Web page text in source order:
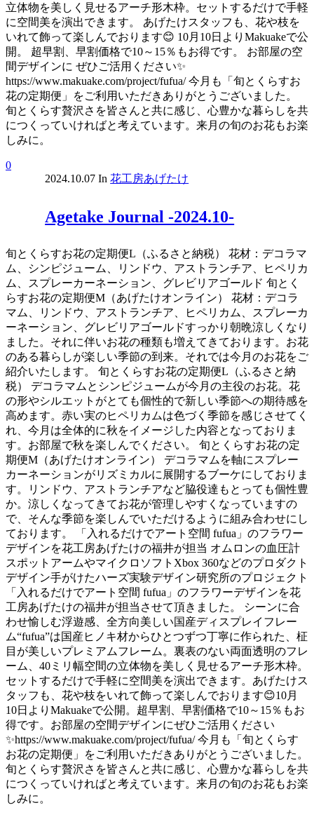
立体物を美しく見せるアーチ形木枠。セットするだけで手軽
に空間美を演出できます。 あげたけスタッフも、花や枝を
いれて飾って楽しんでおります😊 10月10日よりMakuakeで公
開。 超早割、早割価格で10～15％もお得です。 お部屋の空
間デザインに ぜひご活用ください✨
https://www.makuake.com/project/fufua/ 今月も「旬とくらすお
花の定期便」をご利用いただきありがとうございました。
旬とくらす贅沢さを皆さんと共に感じ、心豊かな暮らしを共
につくっていければと考えています。来月の旬のお花もお楽
しみに。
0
2024.10.07 In 花工房あげたけ
Agetake Journal -2024.10-
旬とくらすお花の定期便L（ふるさと納税） 花材：デコラマ
ム、シンピジューム、リンドウ、アストランチア、ヒペリカ
ム、スプレーカーネーション、グレビリアゴールド 旬とく
らすお花の定期便M（あげたけオンライン） 花材：デコラ
マム、リンドウ、アストランチア、ヒペリカム、スプレーカ
ーネーション、グレビリアゴールドすっかり朝晩涼しくなり
ました。それに伴いお花の種類も増えてきております。お花
のある暮らしが楽しい季節の到来。それでは今月のお花をご
紹介いたします。 旬とくらすお花の定期便L（ふるさと納
税） デコラマムとシンピジュームが今月の主役のお花。花
の形やシルエットがとても個性的で新しい季節への期待感を
高めます。赤い実のヒペリカムは色づく季節を感じさせてく
れ、今月は全体的に秋をイメージした内容となっておりま
す。お部屋で秋を楽しんでください。 旬とくらすお花の定
期便M（あげたけオンライン） デコラマムを軸にスプレー
カーネーションがリズミカルに展開するブーケにしておりま
す。リンドウ、アストランチアなど脇役達もとっても個性豊
か。涼しくなってきてお花が管理しやすくなっていますの
で、そんな季節を楽しんでいただけるように組み合わせにし
ております。 「入れるだけでアート空間 fufua」のフラワー
デザインを花工房あげたけの福井が担当 オムロンの血圧計
スポットアームやマイクロソフトXbox 360などのプロダクト
デザイン手がけたハーズ実験デザイン研究所のプロジェクト
「入れるだけでアート空間 fufua」のフラワーデザインを花
工房あげたけの福井が担当させて頂きました。 シーンに合
わせ愉しむ浮遊感、全方向美しい国産ディスプレイフレー
ム“fufua”は国産ヒノキ材からひとつずつ丁寧に作られた、柾
目が美しいプレミアムフレーム。裏表のない両面透明のフレ
ーム、40ミリ幅空間の立体物を美しく見せるアーチ形木枠。
セットするだけで手軽に空間美を演出できます。あげたけス
タッフも、花や枝をいれて飾って楽しんでおります😊10月
10日よりMakuakeで公開。超早割、早割価格で10～15％もお
得です。お部屋の空間デザインにぜひご活用ください
✨https://www.makuake.com/project/fufua/ 今月も「旬とくらす
お花の定期便」をご利用いただきありがとうございました。
旬とくらす贅沢さを皆さんと共に感じ、心豊かな暮らしを共
につくっていければと考えています。来月の旬のお花もお楽
しみに。